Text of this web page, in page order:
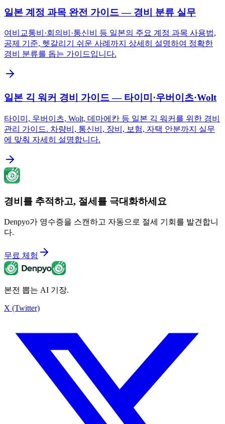
일본 계정 과목 완전 가이드 — 경비 분류 실무
여비교통비·회의비·통신비 등 일본의 주요 계정 과목 사용법,
공제 기준, 헷갈리기 쉬운 사례까지 상세히 설명하여 정확한
경비 분류를 돕는 가이드입니다.
일본 긱 워커 경비 가이드 — 타이미·우버이츠·Wolt
타이미, 우버이츠, Wolt, 데마에칸 등 일본 긱 워커를 위한 경비
관리 가이드. 차량비, 통신비, 장비, 보험, 자택 안분까지 실무
에 맞춰 자세히 설명합니다.
경비를 추적하고, 절세를 극대화하세요
Denpyo가 영수증을 스캔하고 자동으로 절세 기회를 발견합니
다.
무료 체험
본전 뽑는 AI 기장.
X (Twitter)